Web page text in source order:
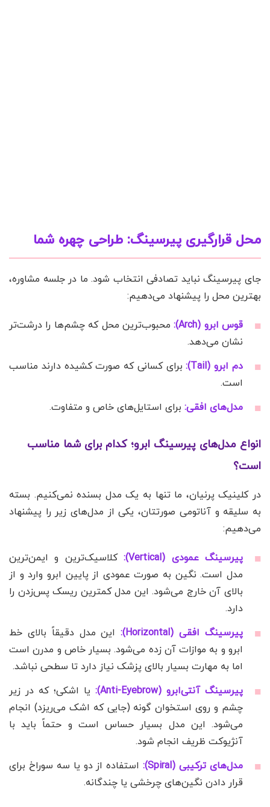
محل قرارگیری پیرسینگ: طراحی چهره شما
جای پیرسینگ نباید تصادفی انتخاب شود. ما در جلسه مشاوره،
بهترین محل را پیشنهاد می‌دهیم:
قوس ابرو (Arch):
محبوب‌ترین محل که چشم‌ها را درشت‌تر
نشان می‌دهد.
دم ابرو (Tail):
برای کسانی که صورت کشیده دارند مناسب
است.
مدل‌های افقی: برای استایل‌های خاص و متفاوت.
انواع مدل‌های پیرسینگ ابرو؛ کدام برای شما مناسب
است؟
در کلینیک پرنیان، ما تنها به یک مدل بسنده نمی‌کنیم. بسته
به سلیقه و آناتومی صورتتان، یکی از مدل‌های زیر را پیشنهاد
می‌دهیم:
پیرسینگ عمودی (Vertical):
کلاسیک‌ترین و ایمن‌ترین
مدل است. نگین به صورت عمودی از پایین ابرو وارد و از
بالای آن خارج می‌شود. این مدل کمترین ریسک پس‌زدن را
دارد.
پیرسینگ افقی (Horizontal):
این مدل دقیقاً بالای خط
ابرو و به موازات آن زده می‌شود. بسیار خاص و مدرن است
اما به مهارت بسیار بالای پزشک نیاز دارد تا سطحی نباشد.
پیرسینگ آنتی‌ابرو (Anti-Eyebrow):
یا اشکی؛ که در زیر
چشم و روی استخوان گونه (جایی که اشک می‌ریزد) انجام
می‌شود. این مدل بسیار حساس است و حتماً باید با
آنژیوکت ظریف انجام شود.
مدل‌های ترکیبی (Spiral):
استفاده از دو یا سه سوراخ برای
قرار دادن نگین‌های چرخشی یا چندگانه.